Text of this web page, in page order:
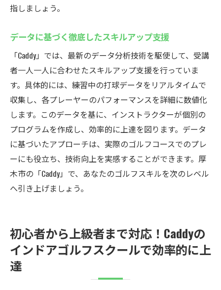
指しましょう。
データに基づく徹底したスキルアップ支援
「Caddy」では、最新のデータ分析技術を駆使して、受講
者一人一人に合わせたスキルアップ支援を行っていま
す。具体的には、練習中の打球データをリアルタイムで
収集し、各プレーヤーのパフォーマンスを詳細に数値化
します。このデータを基に、インストラクターが個別の
プログラムを作成し、効率的に上達を図ります。データ
に基づいたアプローチは、実際のゴルフコースでのプレ
ーにも役立ち、技術向上を実感することができます。厚
木市の「Caddy」で、あなたのゴルフスキルを次のレベル
へ引き上げましょう。
初心者から上級者まで対応！Caddyの
インドアゴルフスクールで効率的に上
達